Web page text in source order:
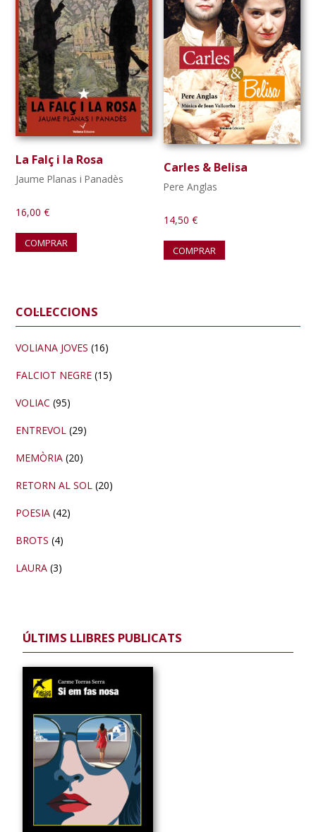
La Falç i la Rosa
Jaume Planas i Panadès
16,00€
COMPRAR
Carles & Belisa
Pere Anglas
14,50€
COMPRAR
Barra
lateral
primària
COL·LECCIONS
VOLIANA JOVES (16)
FALCIOT NEGRE (15)
VOLIAC (95)
ENTREVOL (29)
MEMÒRIA (20)
RETORN AL SOL (20)
POESIA (42)
BROTS (4)
LAURA (3)
ÚLTIMS LLIBRES PUBLICATS